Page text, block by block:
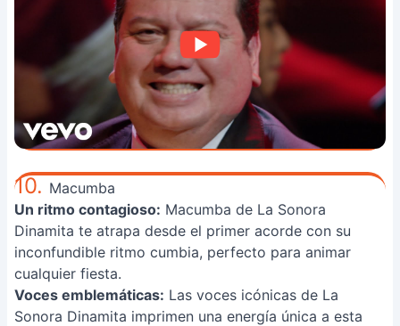
10. Macumba
Un ritmo contagioso: Macumba de La Sonora
Dinamita te atrapa desde el primer acorde con su
inconfundible ritmo cumbia, perfecto para animar
cualquier fiesta.
Voces emblemáticas: Las voces icónicas de La
Sonora Dinamita imprimen una energía única a esta